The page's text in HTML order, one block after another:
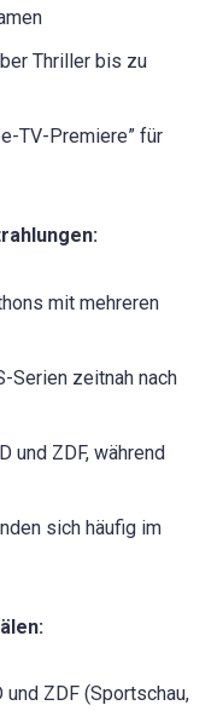
Thriller bis zu
TV-Premiere” für
mit mehreren
Serien zeitnah nach
und ZDF, während
sich häufig im
ZDF (Sportschau,